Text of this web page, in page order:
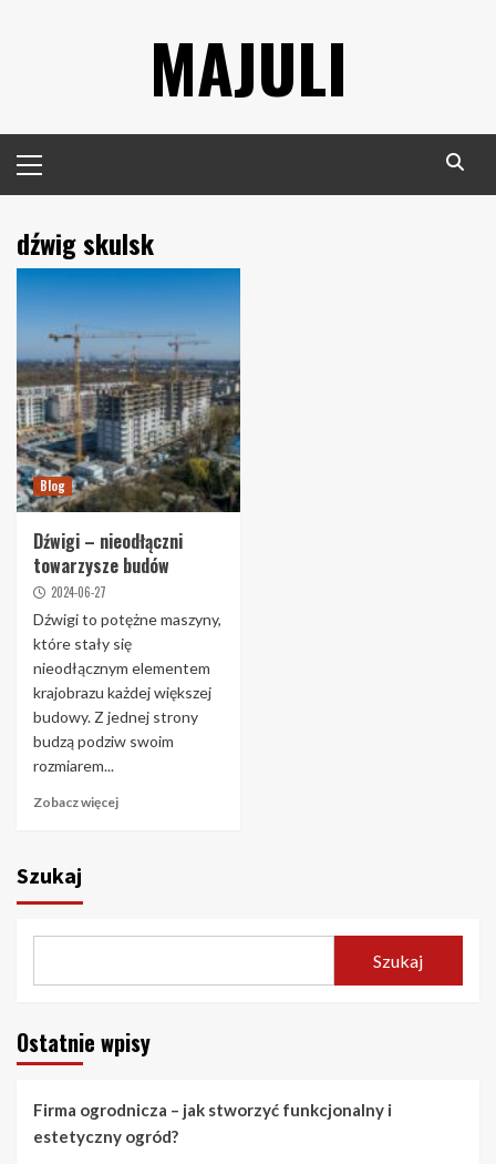
MAJULI
Menu
dźwig skulsk
Blog
Dźwigi – nieodłączni
towarzysze budów
2024-06-27
Dźwigi to potężne maszyny,
które stały się
nieodłącznym elementem
krajobrazu każdej większej
budowy. Z jednej strony
budzą podziw swoim
rozmiarem...
Zobacz więcej
Szukaj
Szukaj
Ostatnie wpisy
Firma ogrodnicza – jak stworzyć funkcjonalny i
estetyczny ogród?